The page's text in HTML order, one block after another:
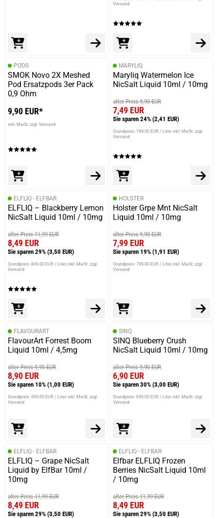
Versand
PODS
SMOK Novo 2X Meshed
Pod Ersatzpods 3er Pack
0,9 Ohm
9,90 EUR*
inkl. MwSt. zzgl. Versand
MARYLIQ
Maryliq Watermelon Ice
NicSalt Liquid 10ml / 10mg
alter Preis 9,90 EUR
7,49 EUR
Sie sparen 24% (2,41 EUR)
Grundpreis: 749,00 EUR / Liter inkl. MwSt. zzgl.
Versand
ELFLIQ - ELFBAR
ELFLIQ – Blackberry Lemon
NicSalt Liquid 10ml / 10mg
alter Preis 11,99 EUR
8,49 EUR
Sie sparen 29% (3,50 EUR)
Grundpreis: 849,00 EUR / Liter inkl. MwSt. zzgl.
Versand
HOLSTER
Holster Grpe Mnt NicSalt
Liquid 10ml / 10mg
alter Preis 9,90 EUR
7,99 EUR
Sie sparen 19% (1,91 EUR)
Grundpreis: 799,00 EUR / Liter inkl. MwSt. zzgl.
Versand
FLAVOURART
FlavourArt Forrest Boom
Liquid 10ml / 4,5mg
alter Preis 9,90 EUR
8,90 EUR
Sie sparen 10% (1,00 EUR)
Grundpreis: 890,00 EUR / Liter inkl. MwSt. zzgl.
Versand
SINQ
SINQ Blueberry Crush
NicSalt Liquid 10ml / 10mg
alter Preis 9,90 EUR
6,90 EUR
Sie sparen 30% (3,00 EUR)
Grundpreis: 690,00 EUR / Liter inkl. MwSt. zzgl.
Versand
ELFLIQ - ELFBAR
ELFLIQ – Grape NicSalt
Liquid by ElfBar 10ml /
10mg
alter Preis 11,99 EUR
8,49 EUR
Sie sparen 29% (3,50 EUR)
ELFLIQ - ELFBAR
Elfbar ELFLIQ Frozen
Berries NicSalt Liquid 10ml
/ 10mg
alter Preis 11,99 EUR
8,49 EUR
Sie sparen 29% (3,50 EUR)